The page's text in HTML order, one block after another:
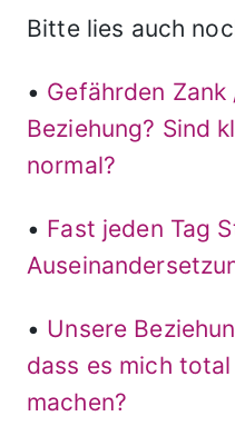
Bitte lies auch
• Gefährden
Beziehung? Sind
normal?
• Fast jeden Tag
• Unsere
dass es mich
machen?